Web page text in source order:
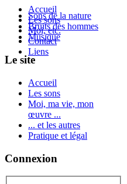
Accueil
Les sons
Moi, etc.
Contact
Liens
Sons de la nature
Bruits des hommes
Musique
Le site
Accueil
Les sons
Moi, ma vie, mon
œuvre ...
... et les autres
Pratique et légal
Connexion